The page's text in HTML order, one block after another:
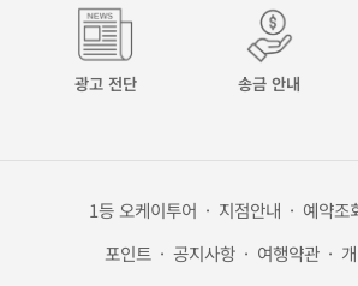
광고 전단 송금 안내
1등 오케이투어 · 지점안내 · 예약조
포인트 · 공지사항 · 여행약관 ·